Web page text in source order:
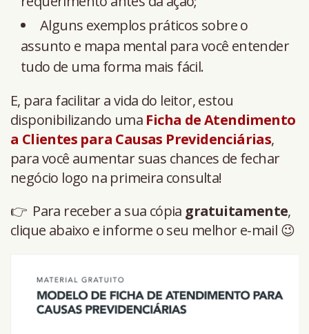
Alguns exemplos práticos sobre o
assunto e mapa mental para você entender
tudo de uma forma mais fácil.
E, para facilitar a vida do leitor, estou
disponibilizando uma Ficha de Atendimento
a Clientes para Causas Previdenciárias,
para você aumentar suas chances de fechar
negócio logo na primeira consulta!
👉 Para receber a sua cópia gratuitamente,
clique abaixo e informe o seu melhor e-mail 😉